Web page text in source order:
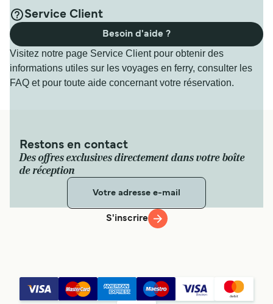
Service Client
Visitez notre page Service Client pour obtenir des
informations utiles sur les voyages en ferry, consulter les
FAQ et pour toute aide concernant votre réservation.
Besoin d'aide ?
Restons en contact
Des offres exclusives directement dans votre boîte
de réception
S'inscrire